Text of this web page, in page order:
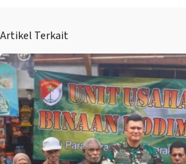
Artikel Terkait